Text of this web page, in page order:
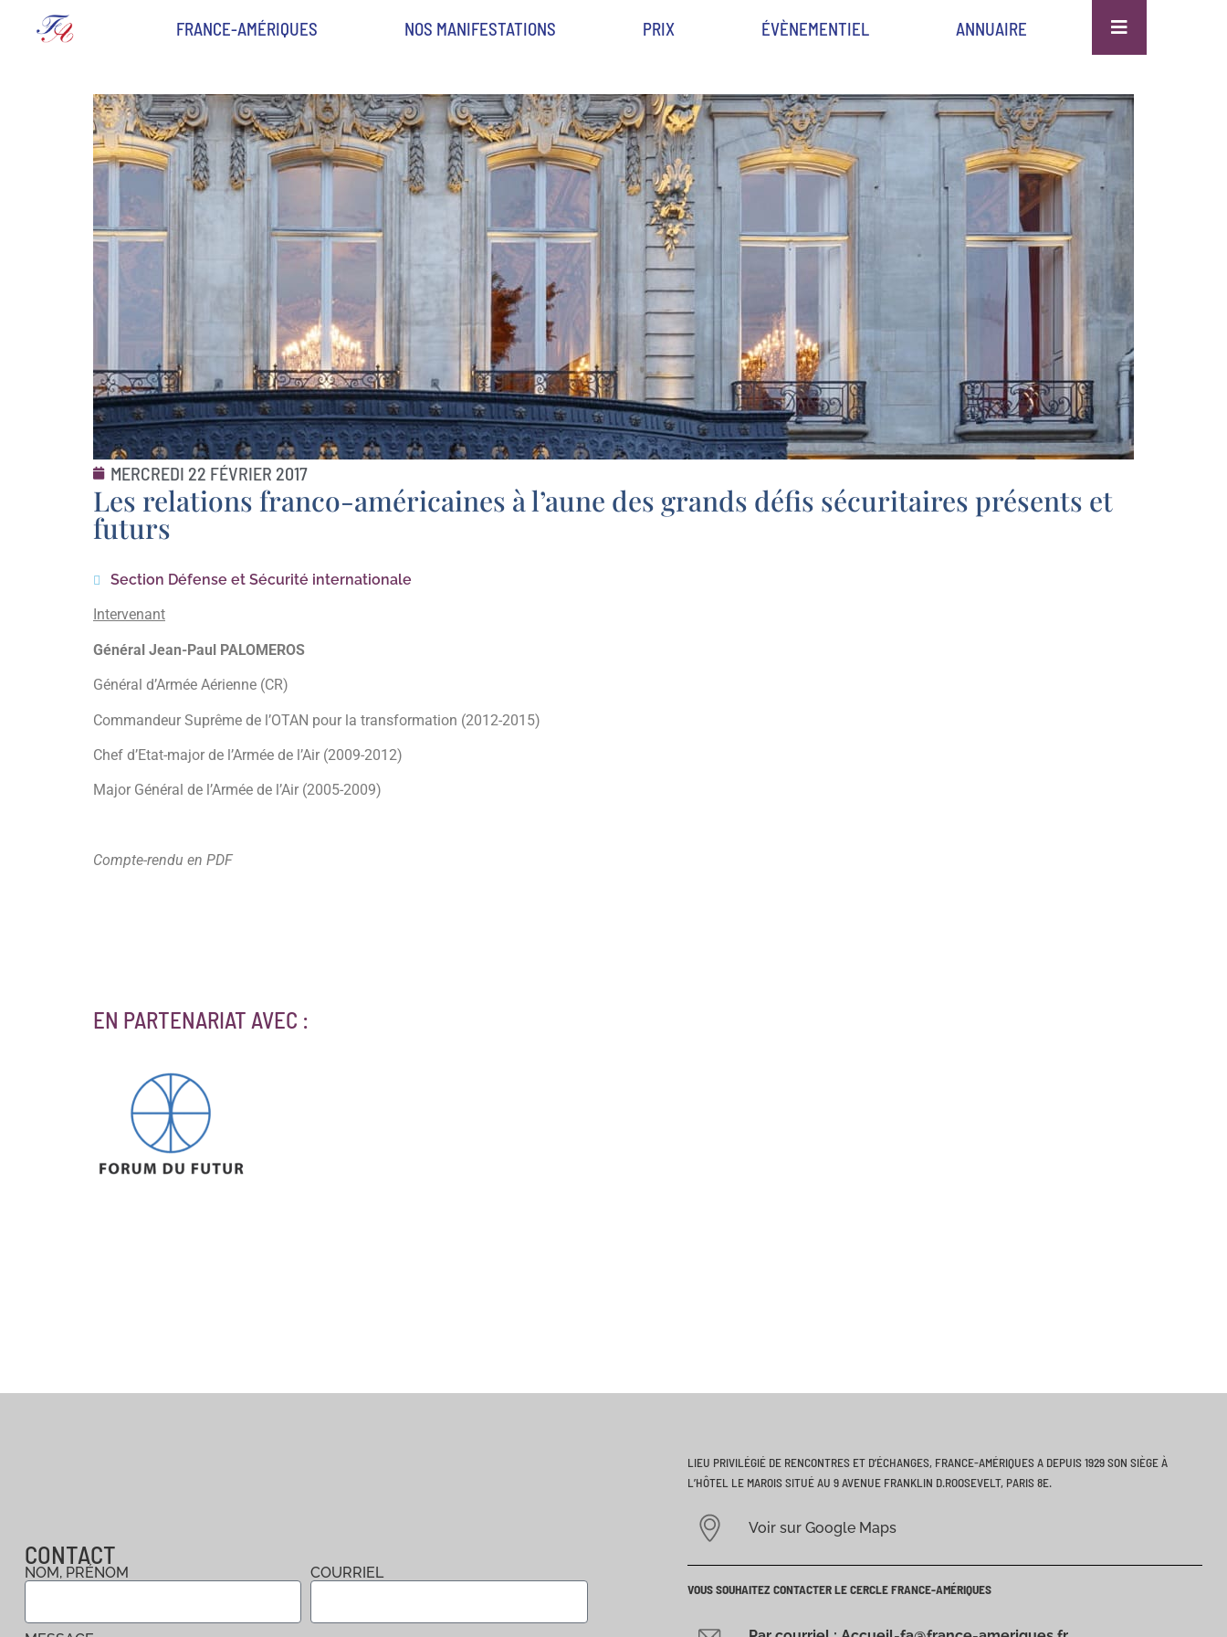
FRANCE-AMÉRIQUES NOS MANIFESTATIONS PRIX ÉVÈNEMENTIEL ANNUAIRE
MERCREDI 22 FÉVRIER 2017
Les relations franco-américaines à l’aune des grands défis sécuritaires présents et
futurs
Section Défense et Sécurité internationale
Intervenant
Général Jean-Paul PALOMEROS
Général d’Armée Aérienne (CR)
Commandeur Suprême de l’OTAN pour la transformation (2012-2015)
Chef d’Etat-major de l’Armée de l’Air (2009-2012)
Major Général de l’Armée de l’Air (2005-2009)
Compte-rendu en PDF
EN PARTENARIAT AVEC :
CONTACT
NOM, PRÉNOM COURRIEL
LIEU PRIVILÉGIÉ DE RENCONTRES ET D’ÉCHANGES, FRANCE-AMÉRIQUES A DEPUIS 1929 SON SIÈGE À
L’HÔTEL LE MAROIS SITUÉ AU 9 AVENUE FRANKLIN D.ROOSEVELT, PARIS 8E.
Voir sur Google Maps
VOUS SOUHAITEZ CONTACTER LE CERCLE FRANCE-AMÉRIQUES